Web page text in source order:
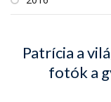
Patrícia a
fotók a